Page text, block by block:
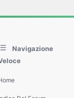
Navigazione